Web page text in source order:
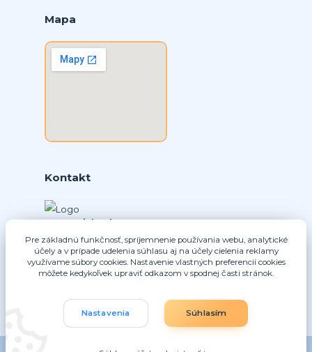
Mapa
Kontakt
+421 902331936
(Po-Pia, 8-16 hod.)
info@nice-pohony.sk
Pre základnú funkčnosť, spríjemnenie používania webu, analytické
účely a v prípade udelenia súhlasu aj na účely cielenia reklamy
využívame súbory cookies. Nastavenie vlastných preferencií cookies
môžete kedykoľvek upraviť odkazom v spodnej časti stránok.
Nastavenia Súhlasím